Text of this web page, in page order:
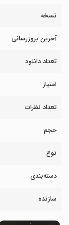
نسخه
آخرین بروزرسانی
تعداد دانلود
امتیاز
تعداد نظرات
حجم
نوع
دسته‌بندی
سازنده